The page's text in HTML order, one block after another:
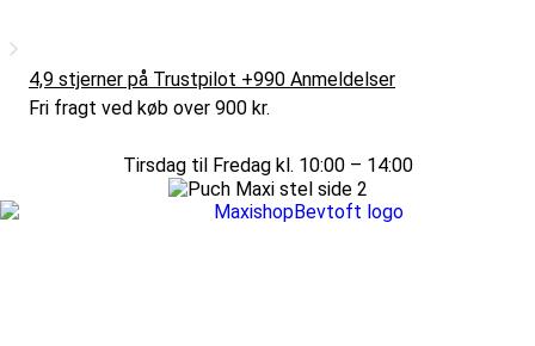
4,9 stjerner på Trustpilot +990 Anmeldelser
Fri fragt ved køb over 900 kr.
Tirsdag til Fredag kl. 10:00 – 14:00